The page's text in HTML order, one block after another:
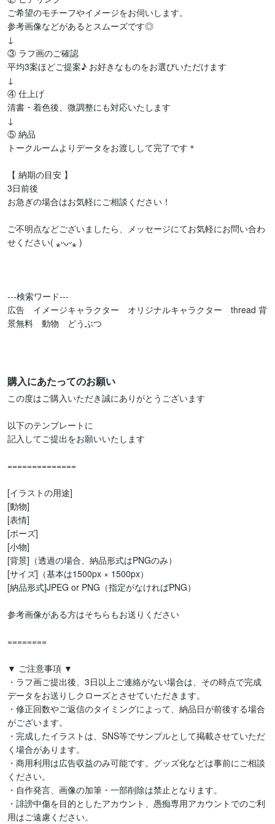
ご希望のモチーフやイメージをお伺いします。
参考画像などがあるとスムーズです◎
↓
③ ラフ画のご確認
平均3案ほどご提案♪ お好きなものをお選びいただけます
↓
④ 仕上げ
清書・着色後、微調整にも対応いたします
↓
⑤ 納品
トークルームよりデータをお渡しして完了です＊
【 納期の目安 】
3日前後
お急ぎの場合はお気軽にご相談ください！
ご不明点などございましたら、メッセージにてお気軽にお問い合わ
せください( ⁎ᵕᴗᵕ⁎ )
---検索ワード---
広告　イメージキャラクター　オリジナルキャラクター　thread 背
景無料　動物　どうぶつ
購入にあたってのお願い
この度はご購入いただき誠にありがとうございます
以下のテンプレートに
記入してご提出をお願いいたします
==============
[イラストの用途]
[動物]
[表情]
[ポーズ]
[小物]
[背景]（透過の場合、納品形式はPNGのみ）
[サイズ]（基本は1500px × 1500px）
[納品形式]JPEG or PNG（指定がなければPNG）
参考画像がある方はそちらもお送りください
========
▼ ご注意事項 ▼
・ラフ画ご提出後、3日以上ご連絡がない場合は、その時点で完成
データをお送りしクローズとさせていただきます。
・修正回数やご返信のタイミングによって、納品日が前後する場合
がございます。
・完成したイラストは、SNS等でサンプルとして掲載させていただ
く場合があります。
・商用利用は広告収益のみ可能です。グッズ化などは事前にご相談
ください。
・自作発言、画像の加筆・一部削除は禁止となります。
・誹謗中傷を目的としたアカウント、愚痴専用アカウントでのご利
用はご遠慮ください。